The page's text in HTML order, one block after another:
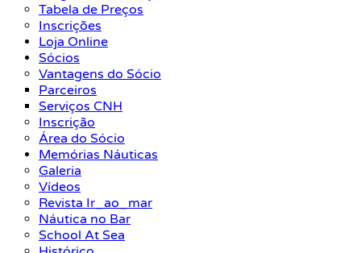
Tabela de Preços
Inscrições
Loja Online
Sócios
Vantagens do Sócio
Parceiros
Serviços CNH
Inscrição
Área do Sócio
Memórias Náuticas
Galeria
Vídeos
Revista Ir_ao_mar
Náutica no Bar
School At Sea